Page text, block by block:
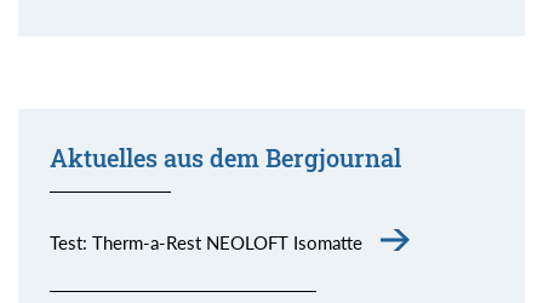
Aktuelles aus dem Bergjournal
Test: Therm-a-Rest NEOLOFT Isomatte